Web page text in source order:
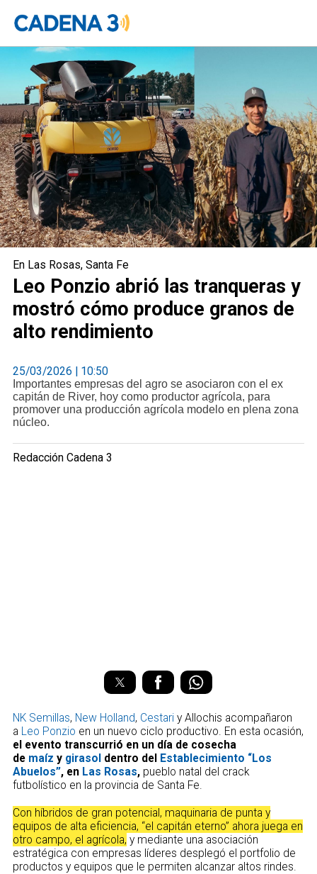
Leo Ponzio fue anfitrión en su campo
de Las Rosas junto a las marcas que
lo apoyan
En Las Rosas, Santa Fe
Leo Ponzio abrió las tranqueras y
mostró cómo produce granos de
alto rendimiento
25/03/2026 | 10:50
Importantes empresas del agro se asociaron con el ex
capitán de River, hoy como productor agrícola, para
promover una producción agrícola modelo en plena zona
núcleo.
Redacción Cadena 3
NK Semillas, New Holland, Cestari y Allochis acompañaron
a Leo Ponzio en un nuevo ciclo productivo. En esta ocasión,
el evento transcurrió en un día de cosecha
de maíz y girasol dentro del Establecimiento “Los
Abuelos”, en Las Rosas,pueblo natal del crack
futbolístico en la provincia de Santa Fe.
Con híbridos de gran potencial, maquinaria de punta y
equipos de alta eficiencia, “el capitán eterno” ahora juega en
otro campo, el agrícola, y mediante una asociación
estratégica con empresas líderes desplegó el portfolio de
productos y equipos que le permiten alcanzar altos rindes.